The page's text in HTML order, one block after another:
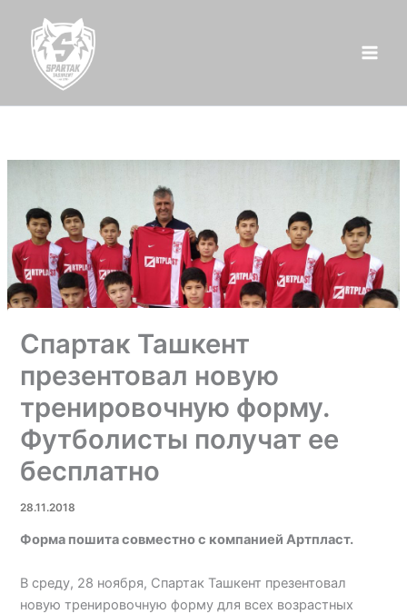
содержимому
Спартак Ташкент
презентовал новую
тренировочную форму.
Футболисты получат ее
бесплатно
28.11.2018
Форма пошита совместно с компанией Артпласт.
В среду, 28 ноября, Спартак Ташкент презентовал
новую тренировочную форму для всех возрастных